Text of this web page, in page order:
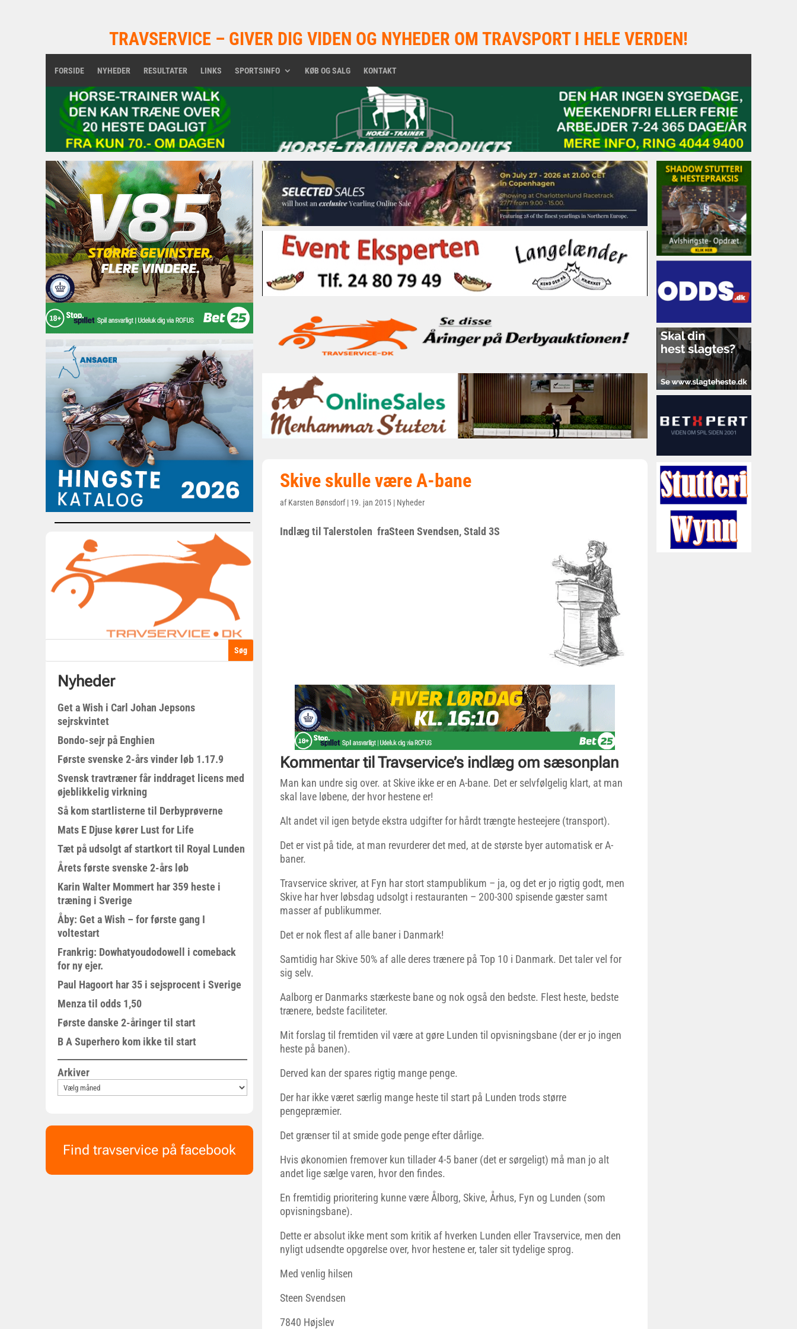
TRAVSERVICE – GIVER DIG VIDEN OG NYHEDER OM TRAVSPORT I HELE VERDEN!
FORSIDE NYHEDER RESULTATER LINKS SPORTSINFO KØB OG SALG KONTAKT
Nyheder
Get a Wish i Carl Johan Jepsons
sejrskvintet
Bondo-sejr på Enghien
Første svenske 2-års vinder løb 1.17.9
Svensk travtræner får inddraget licens med
øjeblikkelig virkning
Så kom startlisterne til Derbyprøverne
Mats E Djuse kører Lust for Life
Tæt på udsolgt af startkort til Royal Lunden
Årets første svenske 2-års løb
Karin Walter Mommert har 359 heste i
træning i Sverige
Åby: Get a Wish – for første gang I
voltestart
Frankrig: Dowhatyoudodowell i comeback
for ny ejer.
Paul Hagoort har 35 i sejsprocent i Sverige
Menza til odds 1,50
Første danske 2-åringer til start
B A Superhero kom ikke til start
Arkiver
Find travservice på facebook
Skive skulle være A-bane
afKarsten Bønsdorf| 19. jan 2015 | Nyheder
Indlæg til Talerstolen fraSteen Svendsen, Stald 3S
Kommentar til Travservice’s indlæg om sæsonplan
Man kan undre sig over. at Skive ikke er en A-bane. Det er selvfølgelig klart, at man
skal lave løbene, der hvor hestene er!
Alt andet vil igen betyde ekstra udgifter for hårdt trængte hesteejere (transport).
Det er vist på tide, at man revurderer det med, at de største byer automatisk er A-
baner.
Travservice skriver, at Fyn har stort stampublikum – ja, og det er jo rigtig godt, men
Skive har hver løbsdag udsolgt i restauranten – 200-300 spisende gæster samt
masser af publikummer.
Det er nok flest af alle baner i Danmark!
Samtidig har Skive 50% af alle deres trænere på Top 10 i Danmark. Det taler vel for
sig selv.
Aalborg er Danmarks stærkeste bane og nok også den bedste. Flest heste, bedste
trænere, bedste faciliteter.
Mit forslag til fremtiden vil være at gøre Lunden til opvisningsbane (der er jo ingen
heste på banen).
Derved kan der spares rigtig mange penge.
Der har ikke været særlig mange heste til start på Lunden trods større
pengepræmier.
Det grænser til at smide gode penge efter dårlige.
Hvis økonomien fremover kun tillader 4-5 baner (det er sørgeligt) må man jo alt
andet lige sælge varen, hvor den findes.
En fremtidig prioritering kunne være Ålborg, Skive, Århus, Fyn og Lunden (som
opvisningsbane).
Dette er absolut ikke ment som kritik af hverken Lunden eller Travservice, men den
nyligt udsendte opgørelse over, hvor hestene er, taler sit tydelige sprog.
Med venlig hilsen
Steen Svendsen
7840 Højslev